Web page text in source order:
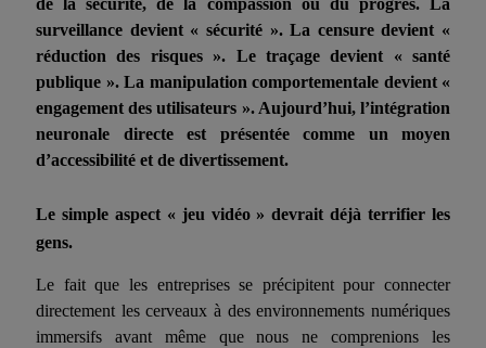
de la sécurité, de la compassion ou du progrès. La
surveillance devient « sécurité ». La censure devient «
réduction des risques ». Le traçagedevient « santé
publique ». La manipulation comportementale devient «
engagement des utilisateurs ». Aujourd’hui, l’intégration
neuronale directe est présentée comme un moyen
d’accessibilité et de divertissement.
Le simple aspect « jeu vidéo » devraitdéjàterrifier les
gens.
Le fait que les entreprises se précipitent pour connecter
directement les cerveaux à des environnements numériques
immersifs avant même que nous ne comprenions les